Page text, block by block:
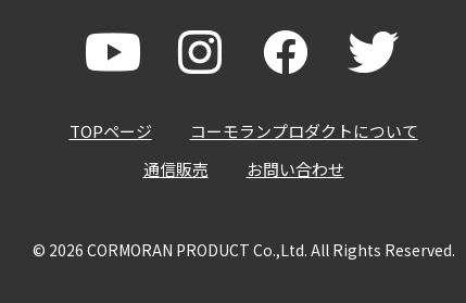
TOPページ
コーモランプロダクトについて
通信販売
お問い合わせ
© 2026 CORMORAN PRODUCT Co.,Ltd. All Rights Reserved.